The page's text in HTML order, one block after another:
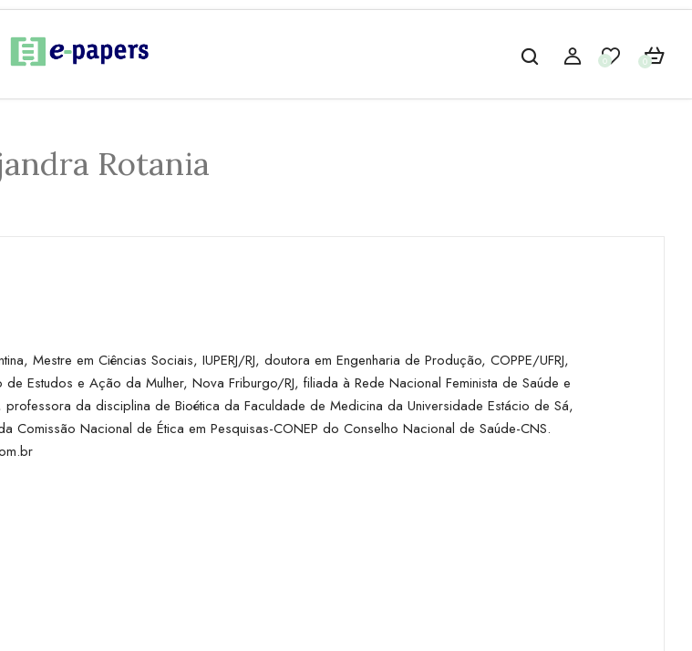
0 0
Rotania
Mestre em Ciências Sociais, IUPERJ/RJ, doutora em Engenharia de Produção, COPPE/UFRJ,
Estudos e Ação da Mulher, Nova Friburgo/RJ, filiada à Rede Nacional Feminista de Saúde e
da disciplina de Bioética da Faculdade de Medicina da Universidade Estácio de Sá,
Comissão Nacional de Ética em Pesquisas-CONEP do Conselho Nacional de Saúde-CNS.